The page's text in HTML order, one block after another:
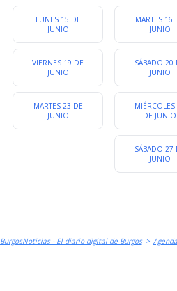
LUNES 15 DE
JUNIO
MARTES 16
JUNIO
VIERNES 19 DE
JUNIO
SÁBADO 20
JUNIO
MARTES 23 DE
JUNIO
MIÉRCOLES
DE JUNIO
SÁBADO 27
JUNIO
BurgosNoticias - El diario digital de Burgos > Agenda